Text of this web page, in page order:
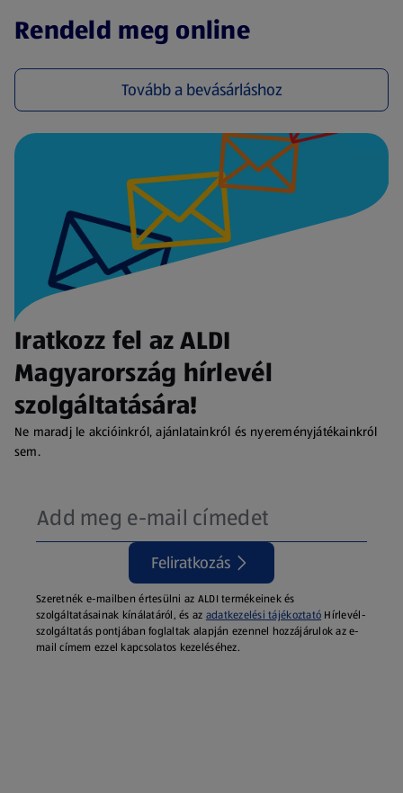
Rendeld meg online
Tovább a bevásárláshoz
(új oldalon nyílik meg)
Iratkozz fel az ALDI
Magyarország hírlevél
szolgáltatására!
Ne maradj le akcióinkról, ajánlatainkról és nyereményjátékainkról
sem.
Feliratkozás
Szeretnék e-mailben értesülni az ALDI termékeinek és
szolgáltatásainak kínálatáról, és az adatkezelési tájékoztató Hírlevél-
szolgáltatás pontjában foglaltak alapján ezennel hozzájárulok az e-
mail címem ezzel kapcsolatos kezeléséhez.